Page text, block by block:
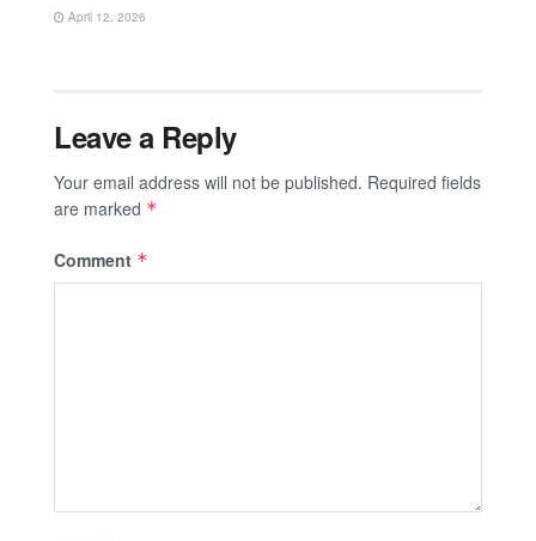
April 12, 2026
Leave a Reply
Your email address will not be published. Required fields
are marked *
Comment *